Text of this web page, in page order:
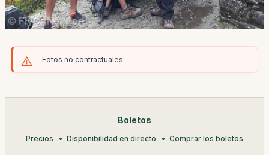
Fotos no contractuales
Boletos
Precios Disponibilidad en directo Comprar los boletos